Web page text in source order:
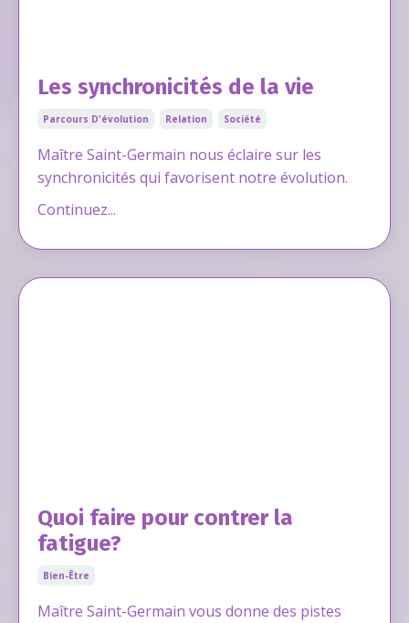
Les synchronicités de la vie
Parcours D'évolution Relation Société
Maître Saint-Germain nous éclaire sur les
synchronicités qui favorisent notre évolution.
Continuez...
Quoi faire pour contrer la
fatigue?
Bien-Être
Maître Saint-Germain vous donne des pistes